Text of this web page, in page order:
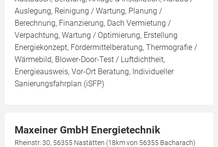
Auslegung, Reinigung / Wartung, Planung /
Berechnung, Finanzierung, Dach Vermietung /
Verpachtung, Wartung / Optimierung, Erstellung
Energiekonzept, Fördermittelberatung, Thermografie /
Wärmebild, Blower-Door-Test / Luftdichtheit,
Energieausweis, Vor-Ort Beratung, Individueller
Sanierungsfahrplan (iSFP)
Maxeiner GmbH Energietechnik
Rheinstr. 30, 56355 Nastätten (18km von 56355 Bacharach)